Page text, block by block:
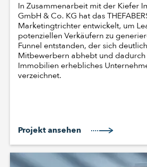
In Zusammenarbeit mit der Kiefer
GmbH & Co. KG hat das
Marketingtrichter entwickelt, um
potenziellen Verkäufern zu
Funnel entstanden, der sich
Mitbewerbern abhebt und
Immobilien erhebliches
verzeichnet.
Projekt ansehen